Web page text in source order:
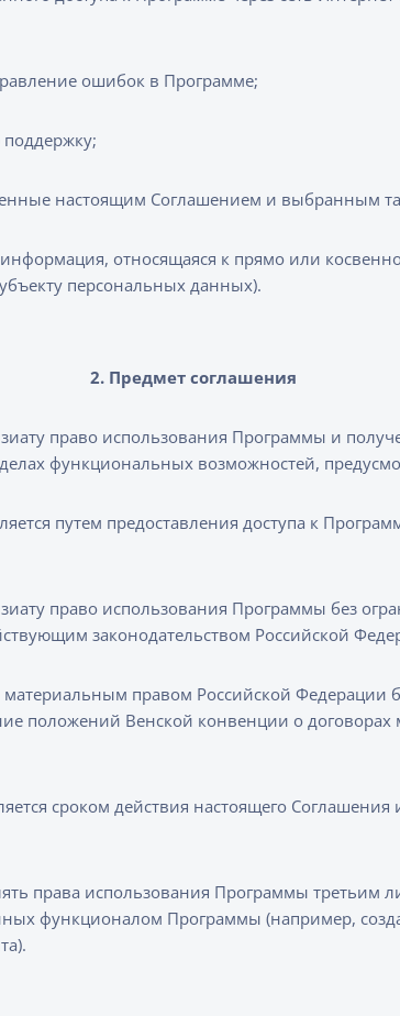
ошибок в Программе;
настоящим Соглашением и выбранным
относящаяся к прямо или
персональных данных).
2. Предмет соглашения
право использования Программы и
функциональных возможностей,
путем предоставления доступа к
право использования Программы без
законодательством Российской
материальным правом Российской
положений Венской конвенции о
сроком действия настоящего
права использования Программы третьим
функционалом Программы (например,